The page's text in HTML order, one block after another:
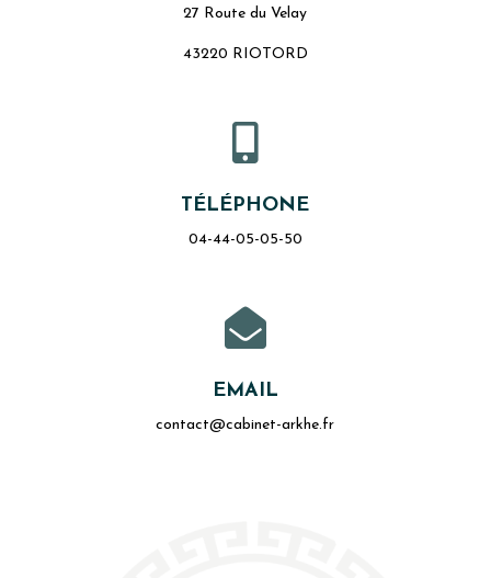
27 Route du Velay
43220 RIOTORD

TÉLÉPHONE
04-44-05-05-50

EMAIL
contact@cabinet-arkhe.fr